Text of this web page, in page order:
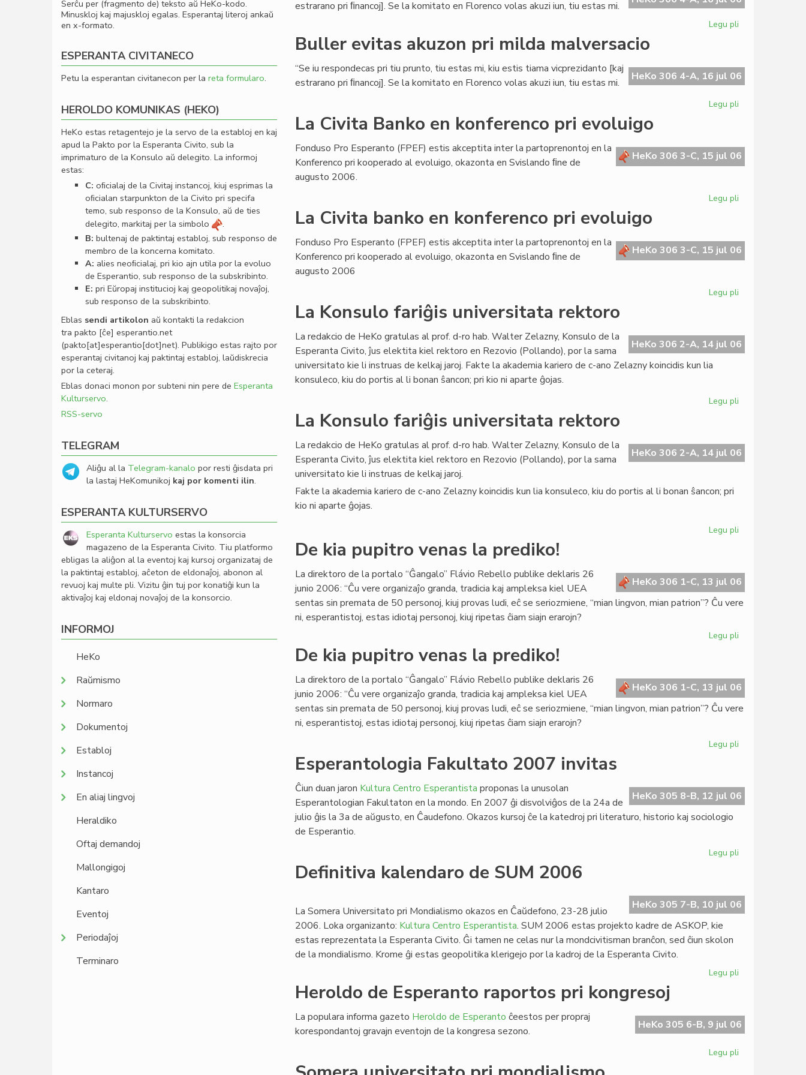
estrarano pri ﬁnancoj]. Se la komitato en Florenco volas akuzi iun, tiu estas mi.
Legu pli
pri
milda
Buller evitas akuzon pri milda malversacio
HeKo 306 4-A, 16 jul 06
“Se iu respondecas pri tiu prunto, tiu estas mi, kiu estis tiama vicprezidanto [kaj
estrarano pri ﬁnancoj]. Se la komitato en Florenco volas akuzi iun, tiu estas mi.
Legu pli
pri
milda
La Civita Banko en konferenco pri evoluigo
HeKo 306 3-C, 15 jul 06
Fonduso Pro Esperanto (FPEF) estis akceptita inter la partoprenontoj en la
Konferenco pri kooperado al evoluigo, okazonta en Svislando ﬁne de
augusto 2006.
Legu pli
en
konferenco
La Civita banko en konferenco pri evoluigo
HeKo 306 3-C, 15 jul 06
Fonduso Pro Esperanto (FPEF) estis akceptita inter la partoprenontoj en la
Konferenco pri kooperado al evoluigo, okazonta en Svislando ﬁne de
augusto 2006
Legu pli
en
konferenco
La Konsulo fariĝis universitata rektoro
HeKo 306 2-A, 14 jul 06
La redakcio de HeKo gratulas al prof. d-ro hab. Walter Zelazny, Konsulo de la
Esperanta Civito, ĵus elektita kiel rektoro en Rezovio (Pollando), por la sama
universitato kie li instruas de kelkaj jaroj. Fakte la akademia kariero de c-ano Zelazny koincidis kun lia
konsuleco, kiu do portis al li bonan ŝancon; pri kio ni aparte ĝojas.
Legu pli
universitata
rektoro
La Konsulo fariĝis universitata rektoro
HeKo 306 2-A, 14 jul 06
La redakcio de HeKo gratulas al prof. d-ro hab. Walter Zelazny, Konsulo de la
Esperanta Civito, ĵus elektita kiel rektoro en Rezovio (Pollando), por la sama
universitato kie li instruas de kelkaj jaroj.
Fakte la akademia kariero de c-ano Zelazny koincidis kun lia konsuleco, kiu do portis al li bonan ŝancon; pri
kio ni aparte ĝojas.
Legu pli
universitata
rektoro
De kia pupitro venas la prediko!
HeKo 306 1-C, 13 jul 06
La direktoro de la portalo “Ĝangalo” Flávio Rebello publike deklaris 26
junio 2006: “Ĉu vere organizaĵo granda, tradicia kaj ampleksa kiel UEA
sentas sin premata de 50 personoj, kiuj provas ludi, eĉ se seriozmiene, “mian lingvon, mian patrion”? Ĉu vere
ni, esperantistoj, estas idiotaj personoj, kiuj ripetas ĉiam siajn erarojn?
Legu pli
venas
la
prediko!
De kia pupitro venas la prediko!
HeKo 306 1-C, 13 jul 06
La direktoro de la portalo “Ĝangalo” Flávio Rebello publike deklaris 26
junio 2006: “Ĉu vere organizaĵo granda, tradicia kaj ampleksa kiel UEA
sentas sin premata de 50 personoj, kiuj provas ludi, eĉ se seriozmiene, “mian lingvon, mian patrion”? Ĉu vere
ni, esperantistoj, estas idiotaj personoj, kiuj ripetas ĉiam siajn erarojn?
Legu pli
venas
la
Esperantologia Fakultato 2007 invitas
HeKo 305 8-B, 12 jul 06
Ĉiun duan jaron Kultura Centro Esperantista proponas la unusolan
Esperantologian Fakultaton en la mondo. En 2007 ĝi disvolviĝos de la 24a de
julio ĝis la 3a de aŭgusto, en Ĉaudefono. Okazos kursoj ĉe la katedroj pri literaturo, historio kaj sociologio
de Esperantio.
Legu pli
invitas
Definitiva kalendaro de SUM 2006
HeKo 305 7-B, 10 jul 06
La Somera Universitato pri Mondialismo okazos en Ĉaŭdefono, 23-28 julio
2006. Loka organizanto: Kultura Centro Esperantista. SUM 2006 estas projekto kadre de ASKOP, kie
estas reprezentata la Esperanta Civito. Ĝi tamen ne celas nur la mondcivitisman branĉon, sed ĉiun skolon
de la mondialismo. Krome ĝi estas geopolitika klerigejo por la kadroj de la Esperanta Civito.
Legu pli
SUM
2006
Heroldo de Esperanto raportos pri kongresoj
HeKo 305 6-B, 9 jul 06
La populara informa gazeto Heroldo de Esperanto ĉeestos per propraj
korespondantoj gravajn eventojn de la kongresa sezono.
Legu pli
Serĉu per (fragmento de) teksto aŭ HeKo-kodo.
Minuskloj kaj majuskloj egalas. Esperantaj literoj ankaŭ
en x-formato.
ESPERANTA CIVITANECO
Petu la esperantan civitanecon per la reta formularo.
HEROLDO KOMUNIKAS (HEKO)
HeKo estas retagentejo je la servo de la establoj en kaj
apud la Pakto por la Esperanta Civito, sub la
imprimaturo de la Konsulo aŭ delegito. La informoj
estas:
C: oﬁcialaj de la Civitaj instancoj, kiuj esprimas la
oﬁcialan starpunkton de la Civito pri specifa
temo, sub responso de la Konsulo, aŭ de ties
delegito, markitaj per la simbolo
.
B: bultenaj de paktintaj establoj, sub responso de
membro de la koncerna komitato.
A: alies neoﬁcialaj, pri kio ajn utila por la evoluo
de Esperantio, sub responso de la subskribinto.
E: pri Eŭropaj institucioj kaj geopolitikaj novaĵoj,
sub responso de la subskribinto.
Eblas sendi artikolon aŭ kontakti la redakcion
tra pakto [ĉe] esperantio.net
(pakto[at]esperantio[dot]net). Publikigo estas rajto por
esperantaj civitanoj kaj paktintaj establoj, laŭdiskrecia
por la ceteraj.
Eblas donaci monon por subteni nin pere de Esperanta
Kulturservo.
RSS-servo
TELEGRAM
Aliĝu al la Telegram-kanalo por resti ĝisdata pri
la lastaj HeKomunikoj kaj por komenti ilin.
ESPERANTA KULTURSERVO
Esperanta Kulturservo estas la konsorcia
magazeno de la Esperanta Civito. Tiu platformo
ebligas la aliĝon al la eventoj kaj kursoj organizataj de
la paktintaj establoj, aĉeton de eldonaĵoj, abonon al
revuoj kaj multe pli. Vizitu ĝin tuj por konatiĝi kun la
aktivaĵoj kaj eldonaj novaĵoj de la konsorcio.
INFORMOJ
HeKo
Raŭmismo
Normaro
Dokumentoj
Establoj
Instancoj
En aliaj lingvoj
Heraldiko
Oftaj demandoj
Mallongigoj
Kantaro
Eventoj
Periodaĵoj
Terminaro